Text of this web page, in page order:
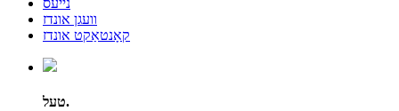
נייעס
וועגן אונדז
קאָנטאַקט אונדז
טעל.